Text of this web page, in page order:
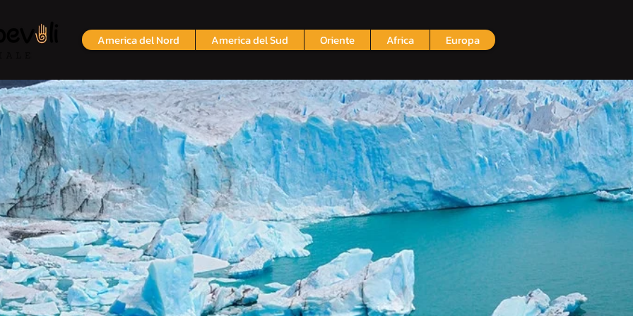
America del Nord America del Sud Oriente Africa Europa